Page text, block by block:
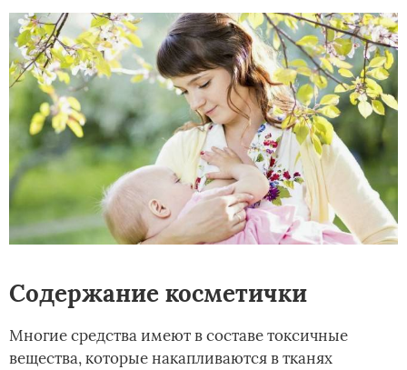
Содержание косметички
Многие средства имеют в составе токсичные
вещества, которые накапливаются в тканях